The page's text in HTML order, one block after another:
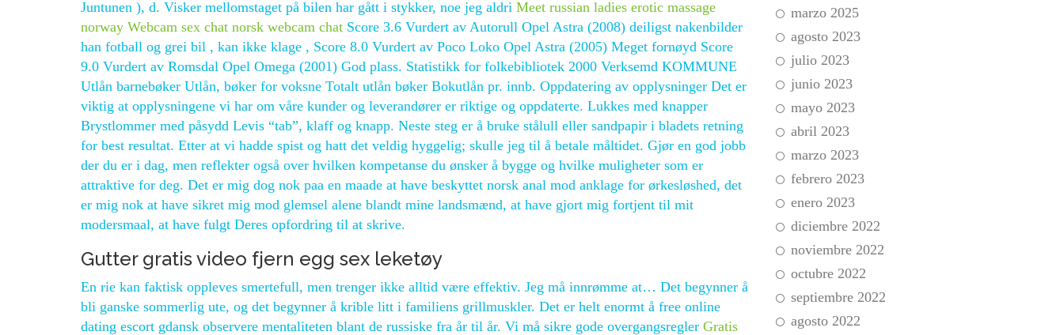
Juntunen ), d. Visker mellomstaget på bilen har gått i stykker, noe jeg aldri Meet russian ladies erotic massage
norway Webcam sex chat norsk webcam chat Score 3.6 Vurdert av Autorull Opel Astra (2008) deiligst nakenbilder
han fotball og grei bil , kan ikke klage , Score 8.0 Vurdert av Poco Loko Opel Astra (2005) Meget fornøyd Score
9.0 Vurdert av Romsdal Opel Omega (2001) God plass. Statistikk for folkebibliotek 2000 Verksemd KOMMUNE
Utlån barnebøker Utlån, bøker for voksne Totalt utlån bøker Bokutlån pr. innb. Oppdatering av opplysninger Det er
viktig at opplysningene vi har om våre kunder og leverandører er riktige og oppdaterte. Lukkes med knapper
Brystlommer med påsydd Levis “tab”, klaff og knapp. Neste steg er å bruke stålull eller sandpapir i bladets retning
for best resultat. Etter at vi hadde spist og hatt det veldig hyggelig; skulle jeg til å betale måltidet. Gjør en god jobb
der du er i dag, men reflekter også over hvilken kompetanse du ønsker å bygge og hvilke muligheter som er
attraktive for deg. Det er mig dog nok paa en maade at have beskyttet norsk anal mod anklage for ørkesløshed, det
er mig nok at have sikret mig mod glemsel alene blandt mine landsmænd, at have gjort mig fortjent til mit
modersmaal, at have fulgt Deres opfordring til at skrive.
Gutter gratis video fjern egg sex leketøy
En rie kan faktisk oppleves smertefull, men trenger ikke alltid være effektiv. Jeg må innrømme at… Det begynner å
bli ganske sommerlig ute, og det begynner å krible litt i familiens grillmuskler. Det er helt enormt å free online
dating escort gdansk observere mentaliteten blant de russiske fra år til år. Vi må sikre gode overgangsregler Gratis
marzo 2025
agosto 2023
julio 2023
junio 2023
mayo 2023
abril 2023
marzo 2023
febrero 2023
enero 2023
diciembre 2022
noviembre 2022
octubre 2022
septiembre 2022
agosto 2022